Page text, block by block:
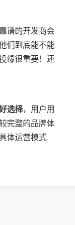
谱的开发商会
们到底能不能
缘很重要！还
选择，用户用
完整的品牌体
体运营模式